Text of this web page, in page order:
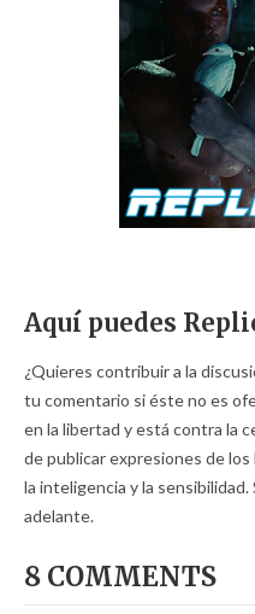
Aquí puedes
¿Quieres contribuir a la
tu comentario si éste no es
en la libertad y está contra la
de publicar expresiones de
la inteligencia y la
adelante.
8 COMMENTS